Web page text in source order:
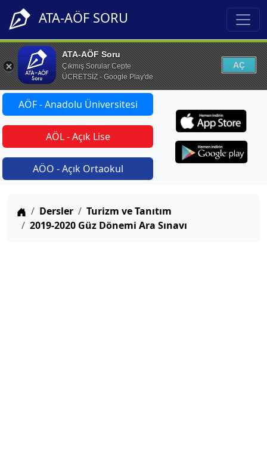
ATA-AÖF SORU
ATA-AÖF Soru
Çıkmış Sorular Cepte
ÜCRETSİZ - Google Play'de
AÇ
AÖF - Anadolu Üniversitesi
AÖL - Açık Lise
AÖO - Açık Ortaokul
Anasayfa
Dersler
Turizm ve Tanıtım
2019-2020 Güz Dönemi Ara Sınavı